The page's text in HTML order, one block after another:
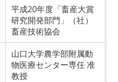
平成20年度「畜産大賞
研究開発部門」（社）
畜産技術協会
山口大学農学部附属動
物医療センター専任 准
教授